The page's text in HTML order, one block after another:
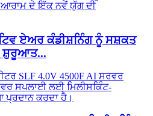
ਏਅਰ ਕੰਡੀਸ਼ਨਿੰਗ ਨੂੰ ਸਸ਼ਕਤ
ਸ਼ੁਰੂਆਤ...